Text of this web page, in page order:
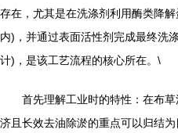
存在，尤其是在洗涤剂利用酶类降
内)，并通过表面活性剂完成最终洗
计)，是该工艺流程的核心所在。\
首先理解工业时的特性：在布
济且长效去油除淤的重点可以归结